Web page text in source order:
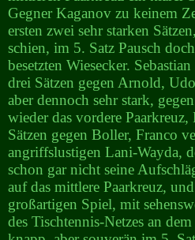
Gegner Kaganov zu keinem
ersten zwei sehr starken
schien, im 5. Satz Pausch
besetzten Wiesecker.
drei Sätzen gegen Arnold,
aber dennoch sehr stark,
wieder das vordere
Sätzen gegen Boller, Franco
angriffslustigen Lani-Wayda,
schon gar nicht seine
auf das mittlere Paarkreuz,
großartigen Spiel, mit
des Tischtennis-Netzes an